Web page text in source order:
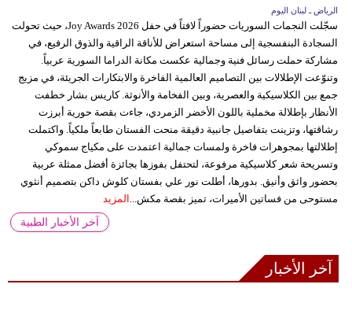
الرياض ـ لبنان اليوم
سجّلت النجمات السوريات حضوراً لافتاً في حفل Joy Awards 2026، حيث تحولت
السجادة البنفسجية إلى مساحة استعراض للأناقة الراقية والذوق الرفيع، في
مشاركة حملت رسائل فنية وجمالية عكست مكانة الدراما السورية عربياً.
وتنوّعت الإطلالات بين التصاميم العالمية الفاخرة والابتكارات الجريئة، في مزيج
جمع بين الكلاسيكية والعصرية، وبين الفخامة والأنوثة. كاريس بشار خطفت
الأنظار بإطلالة مخملية باللون الأخضر الزمردي، جاءت بقصة حورية أبرزت
رشاقتها، وتزينت بتفاصيل جانبية دقيقة منحت الفستان طابعاً ملكياً. واكتملت
إطلالتها بمجوهرات فاخرة ولمسات جمالية اعتمدت على مكياج سموكي
وتسريحة شعر كلاسيكية مرفوعة، لتحتفل بفوزها بجائزة أفضل ممثلة عربية
بحضور واثق وأنيق. بدورها، أطلت نور علي بفستان كلوش داكن بتصميم أنثوي
مستوحى من فساتين الأميرات، تميز بقصة مكش...
المزيد
آخر الأخبار الطبية
آخر الأخبار